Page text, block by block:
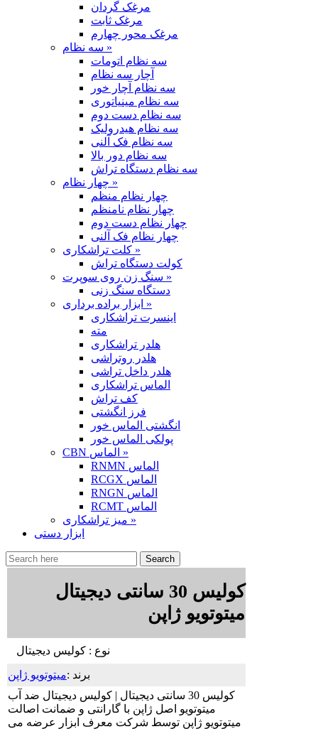
مرغک گردان
مرغک ثابت
مرغک محور چهارم
سه نظام »
سه نظام اتومات
آچار سه نظام
سه نظام آچار خور
سه نظام مینیاتوری
سه نظام دست دوم
سه نظام هیدرولیک
سه نظام فک آلنی
سه نظام دور بالا
سه نظام دستگاه تراش
چهار نظام »
چهار نظام منظم
چهار نظام نامنظم
چهار نظام دست دوم
چهار نظام فک آلنی
کلت تراشکاری »
کولت دستگاه تراش
سنگ زن روی سوپرت »
دستگاه سنگ زنی
ابزار براده برداری »
اینسرت تراشکاری
مته
هلدر تراشکاری
هلدر روتراشی
هلدر داخل تراشی
الماس تراشکاری
کف تراش
فرز انگشتی
انگشتی الماس خور
پولکی الماس خور
CBN الماس »
RNMN الماس
RCGX الماس
RNGN الماس
RCMT الماس
میز تراشکاری »
ابزار دستی
کولیس 30 سانتی دیجیتال
میتوتویو ژاپن
برند :میتوتویو ژاپن
کولیس 30 سانتی دیجیتال | کولیس دیجیتال ضد آب
میتوتویو اصل ژاپن با گارانتی و ضمانت اصالت
میتوتویو ژاپن توسط شرکت معرف ابزار عرضه می